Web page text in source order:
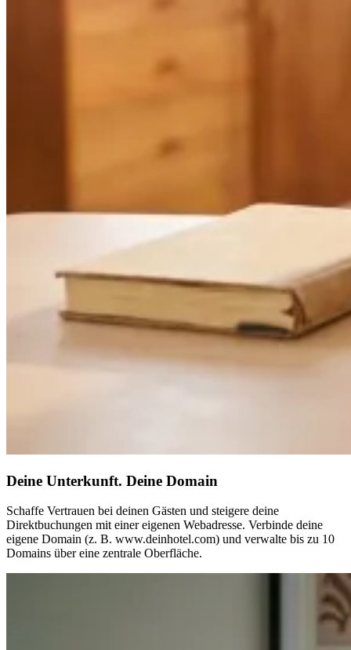
Deine Unterkunft. Deine Domain
Schaffe Vertrauen bei deinen Gästen und steigere deine
Direktbuchungen mit einer eigenen Webadresse. Verbinde deine
eigene Domain (z. B. www.deinhotel.com) und verwalte bis zu 10
Domains über eine zentrale Oberfläche.